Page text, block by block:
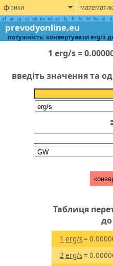
фізики
af ar ca cs de en eo es fa fr hi hr hu id it
prevodyonline.eu
потужність: конвертувати erg/s
1 erg/s =
введіть значення та
Таблиця
до
1 erg/s=
2 erg/s=